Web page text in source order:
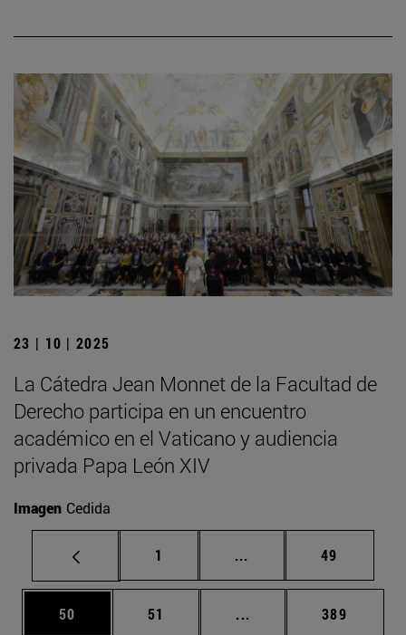
23 | 10 | 2025
La Cátedra Jean Monnet de la Facultad de
Derecho participa en un encuentro
académico en el Vaticano y audiencia
privada Papa León XIV
Imagen Cedida
Página
1 ... Páginas intermedias
Página
49
Página
50 Página
51 ... Páginas intermedias
Página
389